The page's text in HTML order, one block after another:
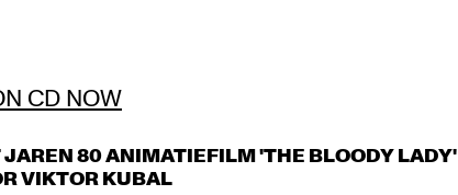
CD NOW
80 ANIMATIEFILM 'THE BLOODY
VIKTOR KUBAL